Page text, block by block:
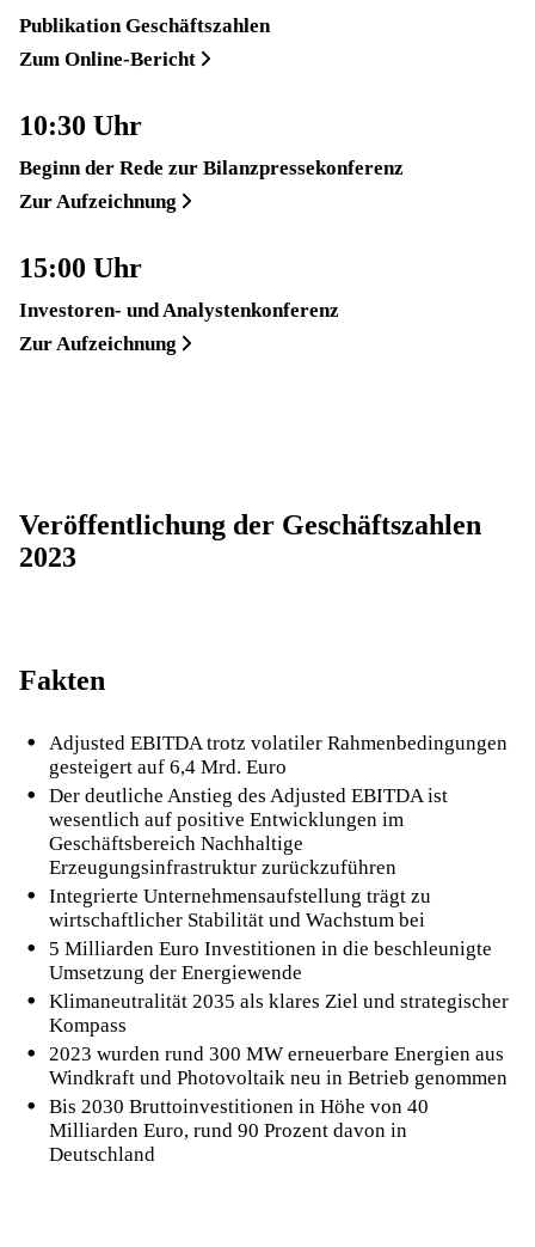
Publikation Geschäftszahlen
Zum Online-Bericht
10:30 Uhr
Beginn der Rede zur Bilanzpressekonferenz
Zur Aufzeichnung
15:00 Uhr
Investoren- und Analystenkonferenz
Zur Aufzeichnung
Veröffentlichung der Geschäfts­zahlen
2023
Fakten
Adjusted EBITDA trotz volatiler Rahmenbedingungen
gesteigert auf 6,4 Mrd. Euro
Der deutliche Anstieg des Adjusted EBITDA ist
wesentlich auf positive Entwicklungen im
Geschäftsbereich Nachhaltige
Erzeugungsinfrastruktur zurückzuführen
Integrierte Unternehmensaufstellung trägt zu
wirtschaftlicher Stabilität und Wachstum bei
5 Milliarden Euro Investitionen in die beschleunigte
Umsetzung der Energiewende
Klimaneutralität 2035 als klares Ziel und strategischer
Kompass
2023 wurden rund 300 MW erneuerbare Energien aus
Windkraft und Photovoltaik neu in Betrieb genommen
Bis 2030 Bruttoinvestitionen in Höhe von 40
Milliarden Euro, rund 90 Prozent davon in
Deutschland